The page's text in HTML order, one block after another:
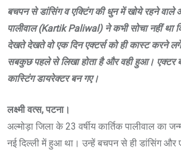
बचपन से डांसिंग व एक्टिंग की धुन में खोये रहने वाले
पालीवाल (Kartik Paliwal) ने कभी सोचा नहीं था
देखते देखते वो एक दिन एक्टर्स को ही कास्ट करने
सबकुछ पहले से लिखा होता है और वही हुआ। एक्टर
कास्टिंग डायरेक्टर बन गए।
लक्ष्मी वत्स, पटना।
अल्मोड़ा जिला के 23 वर्षीय कार्तिक पालीवाल का
नई दिल्ली में हुआ था। उन्हें बचपन से ही डांसिंग और